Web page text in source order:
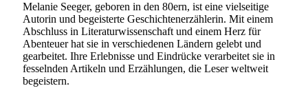
Melanie Seeger, geboren in den 80ern, ist eine vielseitige
Autorin und begeisterte Geschichtenerzählerin. Mit einem
Abschluss in Literaturwissenschaft und einem Herz für
Abenteuer hat sie in verschiedenen Ländern gelebt und
gearbeitet. Ihre Erlebnisse und Eindrücke verarbeitet sie in
fesselnden Artikeln und Erzählungen, die Leser weltweit
begeistern.